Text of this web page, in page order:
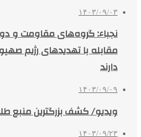
۱۴۰۳/۰۹/۰۳
نجباء: گروه‌های مقاومت و
مقابله با تهدیدهای رژیم
دارند
۱۴۰۳/۰۹/۰۹
ویدیو/ کشف بزرگترین منبع
۱۴۰۳/۰۹/۲۳